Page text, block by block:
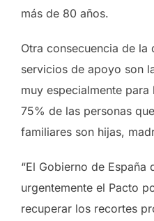
más de 80 años.
Otra consecuencia de la
servicios de apoyo son
muy especialmente
75% de las personas
familiares son hijas,
“El Gobierno de España
urgentemente el Pacto
recuperar los recortes